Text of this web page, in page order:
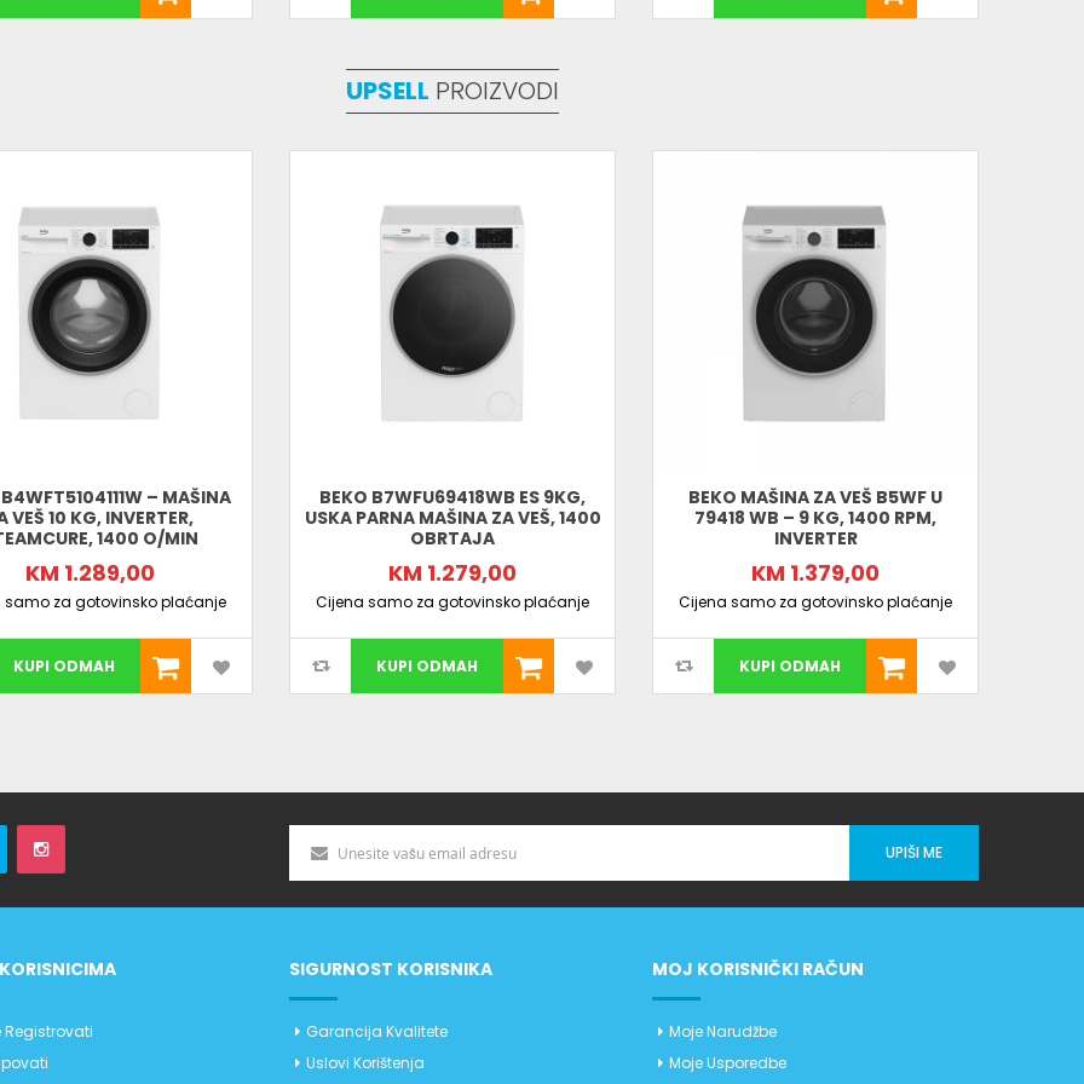
UPSELL PROIZVODI
– MAŠINA
VEŠ 10 KG, INVERTER,
1400 O/MIN
KM 1.289,00
samo za gotovinsko plaćanje
KUPI ODMAH
BEKO B7WFU69418WB ES 9KG,
USKA PARNA MAŠINA ZA VEŠ, 1400
OBRTAJA
KM 1.279,00
Cijena samo za gotovinsko plaćanje
KUPI ODMAH
BEKO MAŠINA ZA VEŠ B5WF U
79418 WB – 9 KG, 1400 RPM,
INVERTER
KM 1.379,00
Cijena samo za gotovinsko plaćanje
KUPI ODMAH
UPIŠI ME
Registrovati
SIGURNOST KORISNIKA
Garancija Kvalitete
Uslovi Korištenja
MOJ KORISNIČKI RAČUN
Moje Narudžbe
Moje Usporedbe